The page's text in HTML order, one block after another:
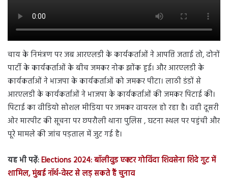
चाय के निमंत्रण पर जब आरएलडी के कार्यकर्ताओं ने आपत्ति जताई तो, दोनों
पार्टी के कार्यकर्ताओं के बीच जमकर नोक झोंक हुई। और आरएलडी के
कार्यकर्ताओं ने भाजपा के कार्यकर्ताओं को जमकर पीटा। लाठी डंडों से
आरएलडी के कार्यकर्ताओं ने भाजपा के कार्यकर्ताओं की जमकर पिटाई की।
पिटाई का वीडियो सोशल मीडिया पर जमकर वायरल हो रहा है। वही दूसरी
ओर मारपीट की सूचना पर छपरौली थाना पुलिस , घटना स्थल पर पहुंची और
पूरे मामले की जांच पड़ताल में जुट गई है।
यह भी पढ़ें:Elections 2024: बॉलीवुड एक्टर गोविंदा शिवसेना शिंदे गुट में
शामिल, मुंबई नॉर्थ-वेस्ट से लड़ सकते हैं चुनाव